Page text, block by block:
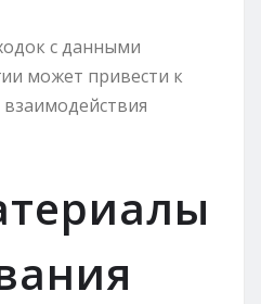
с данными
может привести к